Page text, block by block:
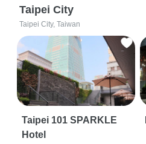
Taipei City
Taipei City, Taiwan
Taipei 101 SPARKLE
Hotel